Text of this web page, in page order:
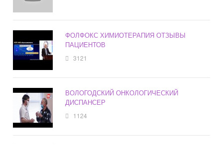
ФОЛФОКС ХИМИОТЕРАПИЯ ОТЗЫВЫ
ПАЦИЕНТОВ
3121
ВОЛОГОДСКИЙ ОНКОЛОГИЧЕСКИЙ
ДИСПАНСЕР
1124